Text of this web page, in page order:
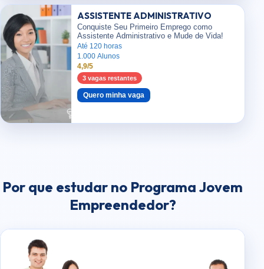
ASSISTENTE ADMINISTRATIVO
Conquiste Seu Primeiro Emprego como
Assistente Administrativo e Mude de Vida!
Até 120 horas
1.000 Alunos
4,9/5
3 vagas restantes
Quero minha vaga
Por que estudar no Programa Jovem
Empreendedor?